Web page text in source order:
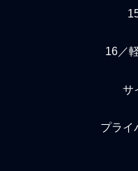
16／
サ
プライ